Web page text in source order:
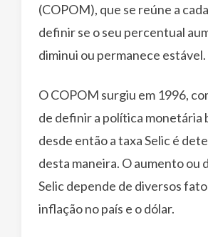
(COPOM), que se reúne a
definir se o seu percentual
diminui ou permanece estável.
O COPOM surgiu em 1996,
de definir a política monetária
desde então a taxa Selic é
desta maneira. O aumento ou
Selic depende de diversos
inflação no país e o dólar.